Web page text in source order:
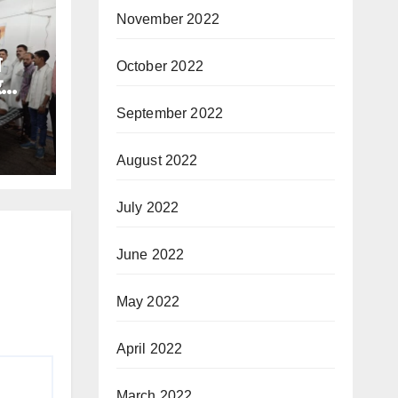
November 2022
October 2022
September 2022
August 2022
July 2022
June 2022
May 2022
April 2022